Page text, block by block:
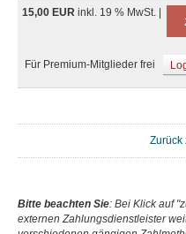
15,00 EUR inkl. 19 % MwSt. |
Für Premium-Mitglieder frei
Zurück
Bitte beachten Sie: Bei Klick auf
externen Zahlungsdienstleister